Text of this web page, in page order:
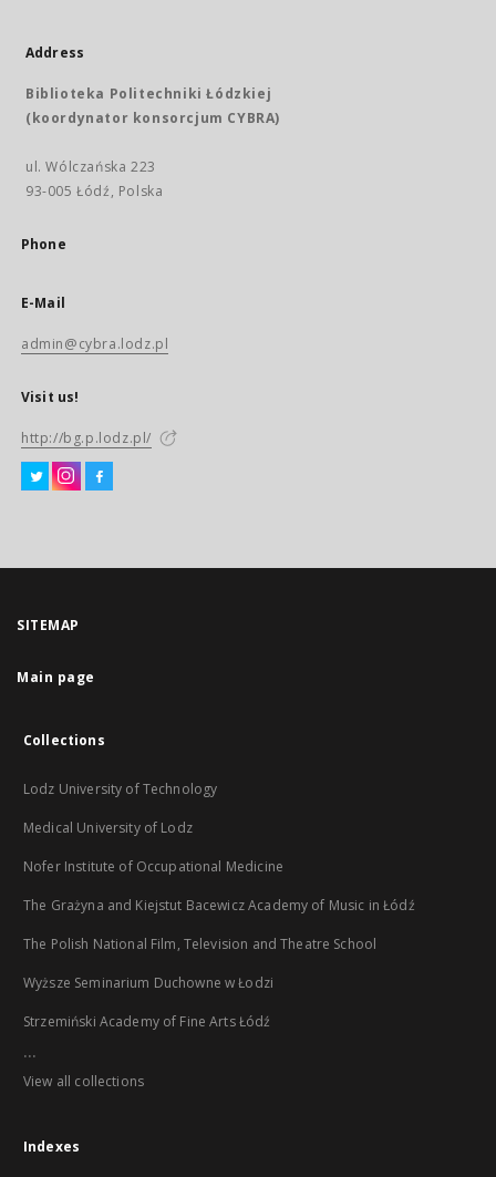
Address
Biblioteka Politechniki Łódzkiej
(koordynator konsorcjum CYBRA)
ul. Wólczańska 223
93-005 Łódź, Polska
Phone
E-Mail
admin@cybra.lodz.pl
Visit us!
http://bg.p.lodz.pl/
SITEMAP
Main page
Collections
Lodz University of Technology
Medical University of Lodz
Nofer Institute of Occupational Medicine
The Grażyna and Kiejstut Bacewicz Academy of Music in Łódź
The Polish National Film, Television and Theatre School
Wyższe Seminarium Duchowne w Łodzi
Strzemiński Academy of Fine Arts Łódź
...
View all collections
Indexes